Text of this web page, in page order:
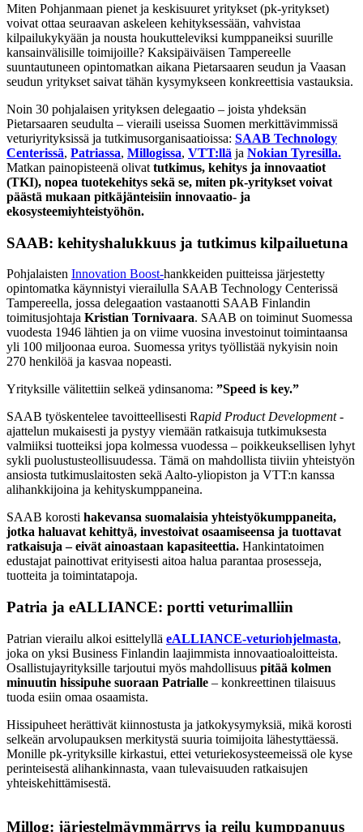
Miten Pohjanmaan pienet ja keskisuuret yritykset (pk-yritykset)
voivat ottaa seuraavan askeleen kehityksessään, vahvistaa
kilpailukykyään ja nousta houkutteleviksi kumppaneiksi suurille
kansainvälisille toimijoille? Kaksipäiväisen Tampereelle
suuntautuneen opintomatkan aikana Pietarsaaren seudun ja Vaasan
seudun yritykset saivat tähän kysymykseen konkreettisia vastauksia.
Noin 30 pohjalaisen yrityksen delegaatio – joista yhdeksän
Pietarsaaren seudulta – vieraili useissa Suomen merkittävimmissä
veturiyrityksissä ja tutkimusorganisaatioissa: SAAB Technology
Centerissä, Patriassa, Millogissa, VTT:llä ja Nokian Tyresilla.
Matkan painopisteenä olivat tutkimus, kehitys ja innovaatiot
(TKI), nopea tuotekehitys sekä se, miten pk-yritykset voivat
päästä mukaan pitkäjänteisiin innovaatio- ja
ekosysteemiyhteistyöhön.
SAAB: kehityshalukkuus ja tutkimus kilpailuetuna
Pohjalaisten Innovation Boost-hankkeiden puitteissa järjestetty
opintomatka käynnistyi vierailulla SAAB Technology Centerissä
Tampereella, jossa delegaation vastaanotti SAAB Finlandin
toimitusjohtaja Kristian Tornivaara. SAAB on toiminut Suomessa
vuodesta 1946 lähtien ja on viime vuosina investoinut toimintaansa
yli 100 miljoonaa euroa. Suomessa yritys työllistää nykyisin noin
270 henkilöä ja kasvaa nopeasti.
Yrityksille välitettiin selkeä ydinsanoma: ”Speed is key.”
SAAB työskentelee tavoitteellisesti Rapid Product Development-
ajattelun mukaisesti ja pystyy viemään ratkaisuja tutkimuksesta
valmiiksi tuotteiksi jopa kolmessa vuodessa – poikkeuksellisen lyhyt
sykli puolustusteollisuudessa. Tämä on mahdollista tiiviin yhteistyön
ansiosta tutkimuslaitosten sekä Aalto-yliopiston ja VTT:n kanssa
alihankkijoina ja kehityskumppaneina.
SAAB korosti hakevansa suomalaisia yhteistyökumppaneita,
jotka haluavat kehittyä, investoivat osaamiseensa ja tuottavat
ratkaisuja – eivät ainoastaan kapasiteettia. Hankintatoimen
edustajat painottivat erityisesti aitoa halua parantaa prosesseja,
tuotteita ja toimintatapoja.
Patria ja eALLIANCE: portti veturimalliin
Patrian vierailu alkoi esittelyllä eALLIANCE-veturiohjelmasta,
joka on yksi Business Finlandin laajimmista innovaatioaloitteista.
Osallistujayrityksille tarjoutui myös mahdollisuus pitää kolmen
minuutin hissipuhe suoraan Patrialle – konkreettinen tilaisuus
tuoda esiin omaa osaamista.
Hissipuheet herättivät kiinnostusta ja jatkokysymyksiä, mikä korosti
selkeän arvolupauksen merkitystä suuria toimijoita lähestyttäessä.
Monille pk-yrityksille kirkastui, ettei veturiekosysteemeissä ole kyse
perinteisestä alihankinnasta, vaan tulevaisuuden ratkaisujen
yhteiskehittämisestä.
Millog: järjestelmäymmärrys ja reilu kumppanuus